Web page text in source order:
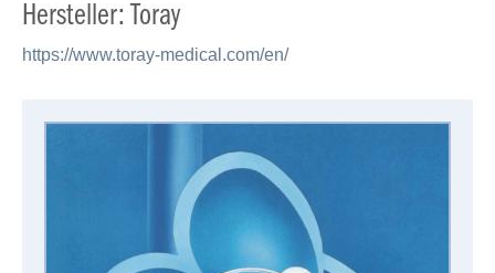
Hersteller: Toray
https://www.toray-medical.com/en/